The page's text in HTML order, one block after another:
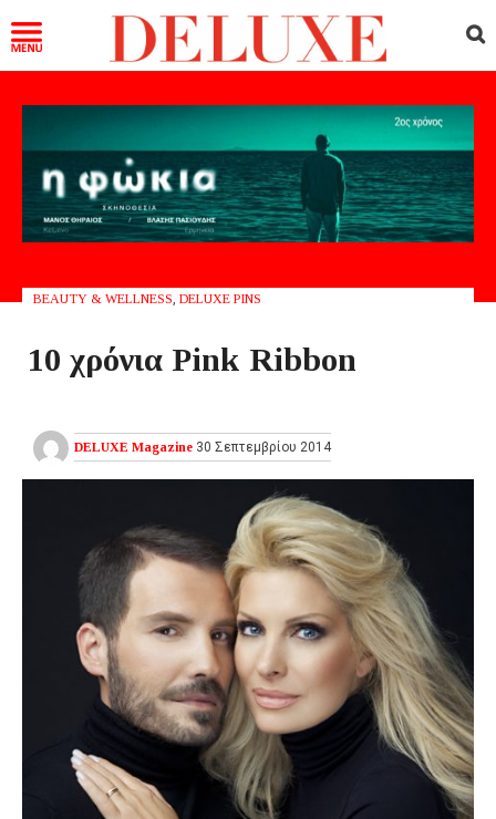
BEAUTY & WELLNESS DELUXE PINS
10 χρόνια Pink Ribbon
DELUXE Magazine 30 Σεπτεμβρίου 2014